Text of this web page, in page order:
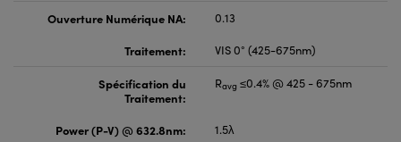
Ouverture Numérique NA:
0.13
Traitement:
VIS 0° (425-675nm)
Spécification du
Traitement:
Ravg ≤0.4% @ 425 - 675nm
Power (P-V) @ 632.8nm: 1.5λ